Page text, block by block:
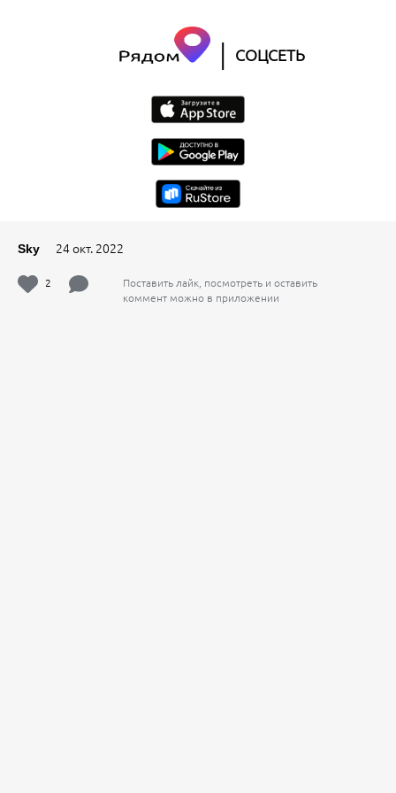
| СОЦСЕТЬ
Sky 24 окт. 2022
2
Поставить лайк, посмотреть и оставить
коммент можно в приложении